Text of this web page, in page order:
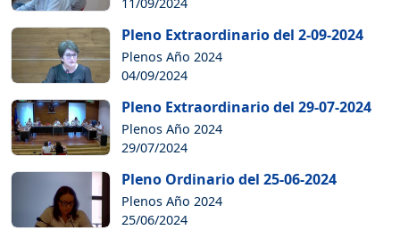
Pleno Extraordinario del 2-09-2024
Plenos Año 2024
04/09/2024
Pleno Extraordinario del 29-07-2024
Plenos Año 2024
29/07/2024
Pleno Ordinario del 25-06-2024
Plenos Año 2024
25/06/2024